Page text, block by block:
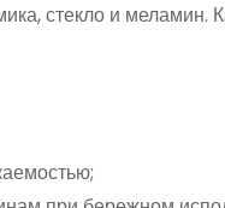
стекло и меламин.